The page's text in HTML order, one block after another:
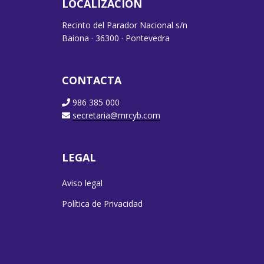
LOCALIZACIÓN
Recinto del Parador Nacional s/n
Baiona · 36300 · Pontevedra
CONTACTA
986 385 000
secretaria@mrcyb.com
LEGAL
Aviso legal
Política de Privacidad